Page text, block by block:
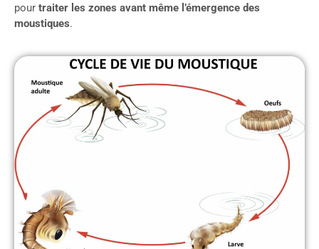
pour traiter les zones avant même l’émergence des
moustiques.